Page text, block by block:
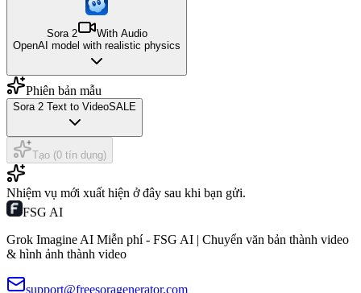
Sora 2
With Audio
OpenAI model with realistic physics
Phiên bản mẫu
Sora 2 Text to VideoSALE
Tạo (0 tín dụng)
Nhiệm vụ mới xuất hiện ở đây sau khi bạn gửi.
FSG AI
Grok Imagine AI Miễn phí - FSG AI | Chuyển văn bản thành video
& hình ảnh thành video
support@freesoragenerator.com